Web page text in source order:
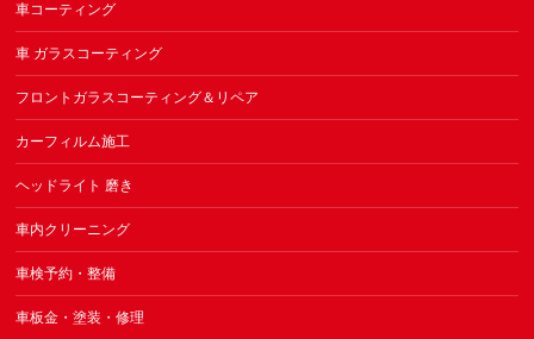
車コーティング
車 ガラスコーティング
フロントガラスコーティング＆リペア
カーフィルム施工
ヘッドライト 磨き
車内クリーニング
車検予約・整備
車板金・塗装・修理